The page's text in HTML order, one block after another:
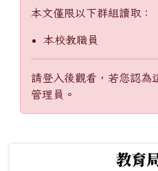
本文僅限以下群組讀取：
本校教職員
請登入後觀看，若您認為
管理員。
教育